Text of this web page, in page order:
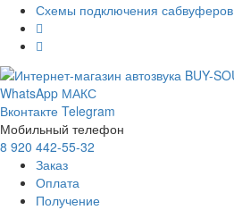
Схемы подключения сабвуферов
WhatsApp МАКС
Вконтакте Telegram
Мобильный телефон
8 920 442-55-32
Заказ
Оплата
Получение